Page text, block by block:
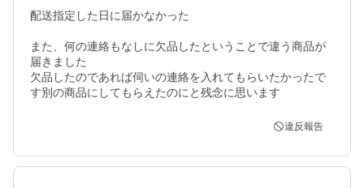
配送指定した日に届かなかった
また、何の連絡もなしに欠品したということで違う商品が
届きました
欠品したのであれば伺いの連絡を入れてもらいたかったで
違反報告